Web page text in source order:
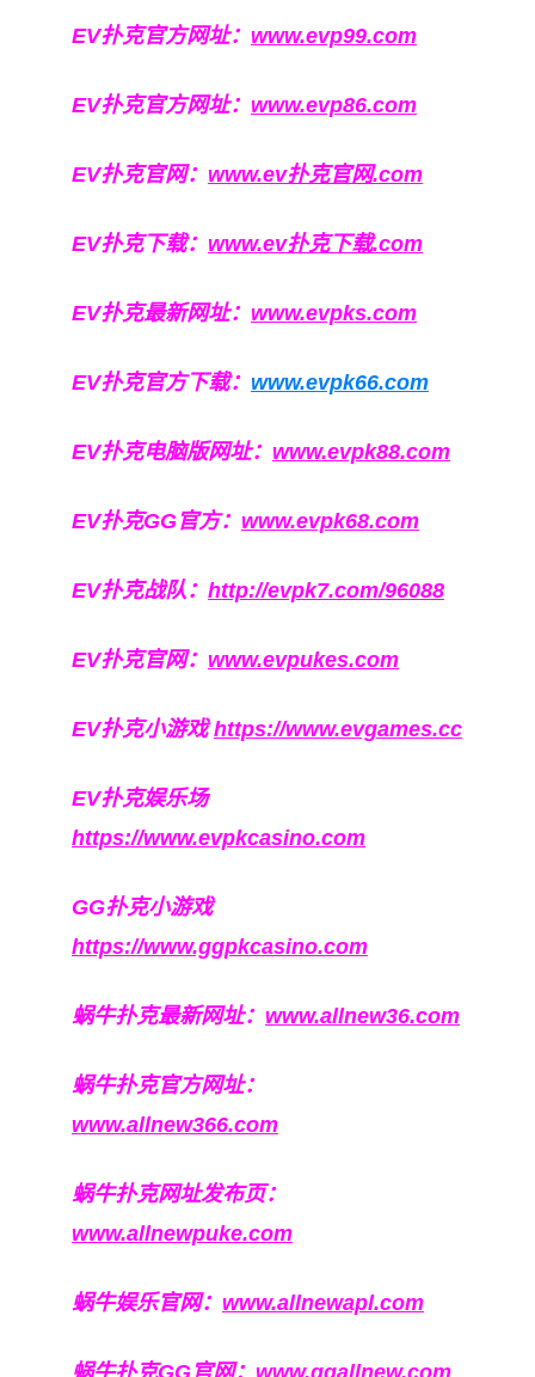
EV扑克官方网址： www.evp99.com
EV扑克官方网址： www.evp86.com
EV扑克官网： www.ev扑克官网.com
EV扑克下载： www.ev扑克下载.com
EV扑克最新网址： www.evpks.com
EV扑克官方下载： www.evpk66.com
EV扑克电脑版网址： www.evpk88.com
EV扑克GG官方： www.evpk68.com
EV扑克战队： http://evpk7.com/96088
EV扑克官网： www.evpukes.com
EV扑克小游戏https://www.evgames.cc
EV扑克娱乐场
https://www.evpkcasino.com
GG扑克小游戏
https://www.ggpkcasino.com
蜗牛扑克最新网址： www.allnew36.com
蜗牛扑克官方网址：
www.allnew366.com
蜗牛扑克网址发布页：
www.allnewpuke.com
蜗牛娱乐官网： www.allnewapl.com
蜗牛扑克GG官网： www.ggallnew.com